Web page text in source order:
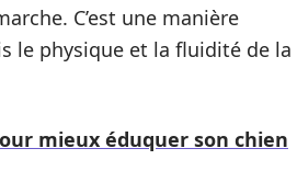
C’est une manière
le physique et la fluidité de la
mieux éduquer son chien